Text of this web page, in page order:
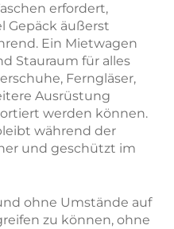
erfordert,
Gepäck äußerst
Ein Mietwagen
Stauraum für alles
Ferngläser,
Ausrüstung
werden können.
während der
und geschützt im
ohne Umstände auf
zu können, ohne